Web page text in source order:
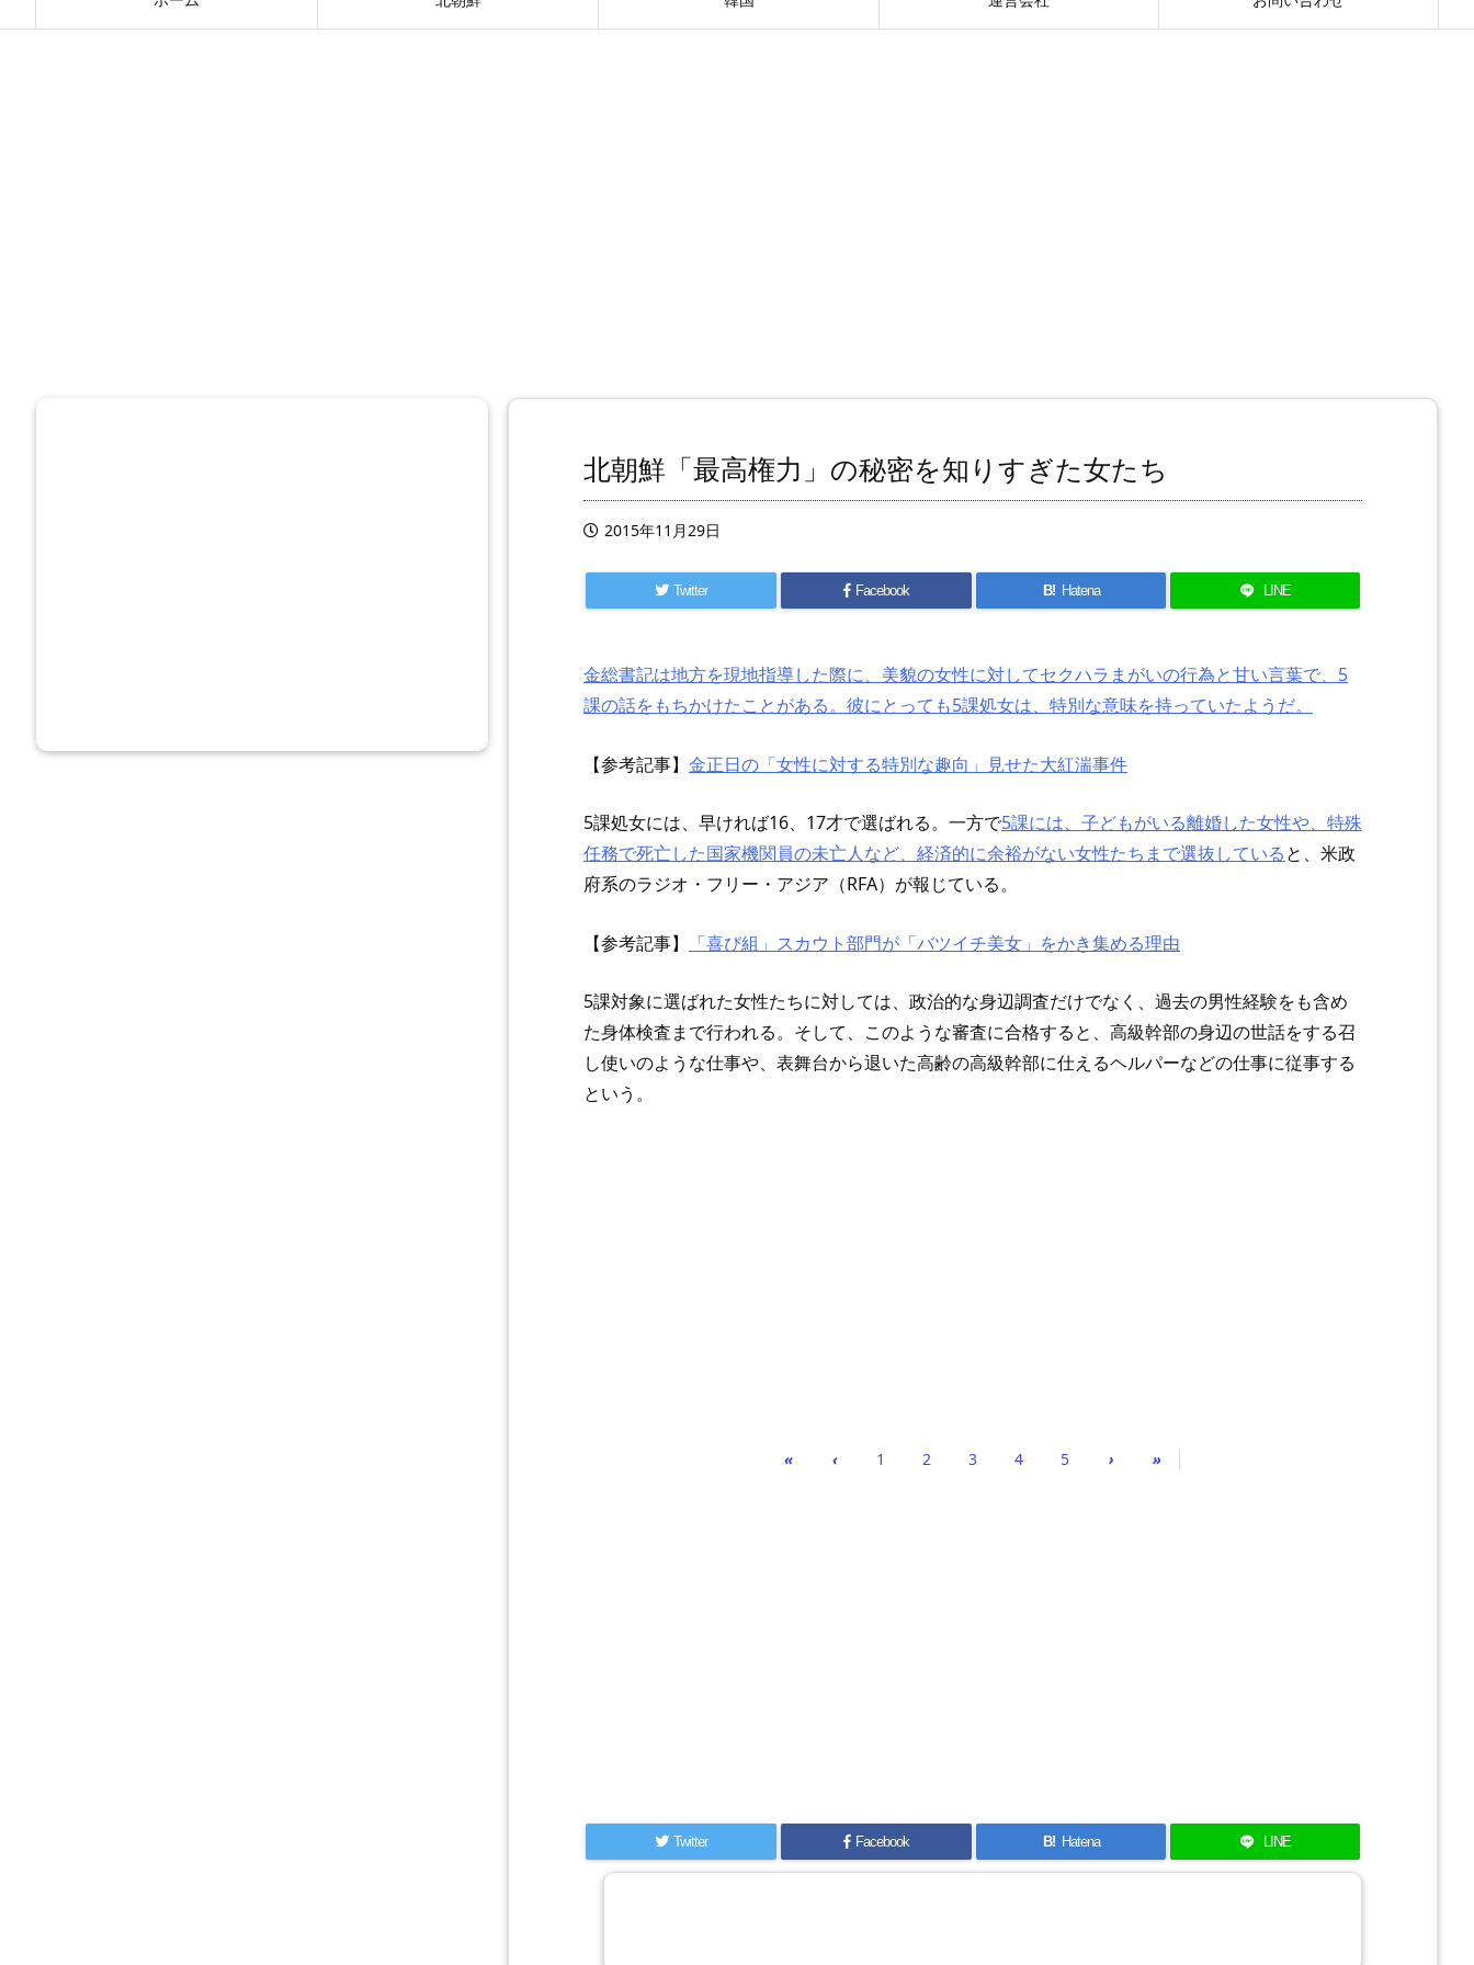
北朝鮮「最高権力」の秘密を知りすぎた女たち
2015年11月29日
Twitter Facebook B! Hatena LINE
金総書記は地方を現地指導した際に、美貌の女性に対してセクハラまがいの行為と甘い言葉で、5
課の話をもちかけたことがある。彼にとっても5課処女は、特別な意味を持っていたようだ。
【参考記事】 金正日の「女性に対する特別な趣向」見せた大紅湍事件
5課処女には、早ければ16、17才で選ばれる。一方で5課には、子どもがいる離婚した女性や、特殊
任務で死亡した国家機関員の未亡人など、経済的に余裕がない女性たちまで選抜していると、米政
府系のラジオ・フリー・アジア（RFA）が報じている。
【参考記事】 「喜び組」スカウト部門が「バツイチ美女」をかき集める理由
5課対象に選ばれた女性たちに対しては、政治的な身辺調査だけでなく、過去の男性経験をも含め
た身体検査まで行われる。そして、このような審査に合格すると、高級幹部の身辺の世話をする召
し使いのような仕事や、表舞台から退いた高齢の高級幹部に仕えるヘルパーなどの仕事に従事する
という。
« ‹ 1 2 3 4 5 › »
Twitter Facebook B! Hatena LINE